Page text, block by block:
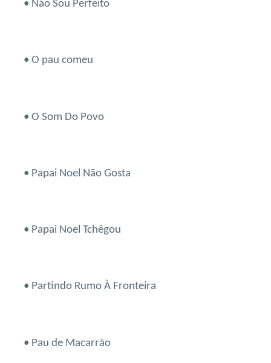
• Não Sou Perfeito
• O pau comeu
• O Som Do Povo
• Papai Noel Não Gosta
• Papai Noel Tchêgou
• Partindo Rumo À Fronteira
• Pau de Macarrão